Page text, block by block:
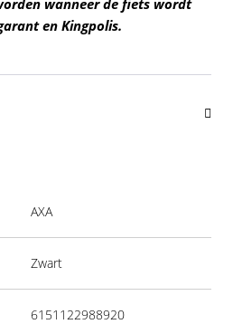
wanneer de fiets wordt
en Kingpolis.
AXA
Zwart
6151122988920